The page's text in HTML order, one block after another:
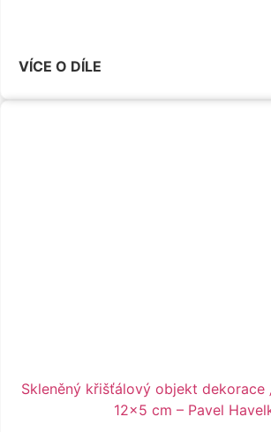
VÍCE O DÍLE
Skleněný křišťálový objekt dekorace
12×5 cm – Pavel